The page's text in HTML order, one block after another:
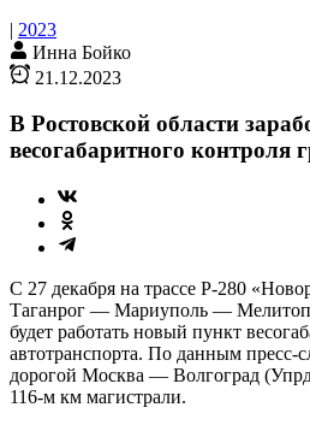
| 2023
Инна Бойко
21.12.2023
В Ростовской области
весогабаритного контроля
С 27 декабря на трассе Р-280
Таганрог — Мариуполь —
будет работать новый пункт
автотранспорта. По данным пресс-
дорогой Москва — Волгоград
116-м км магистрали.